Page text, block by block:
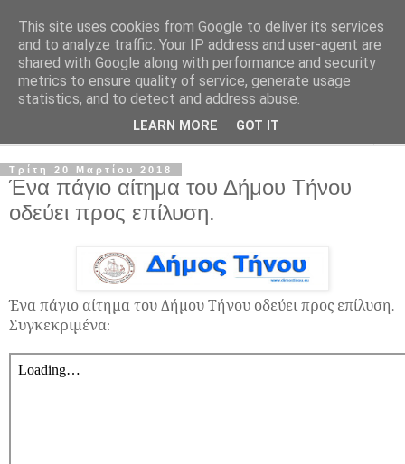
Τρίτη 20 Μαρτίου 2018
Ένα πάγιο αίτημα του Δήμου Τήνου
οδεύει προς επίλυση.
Ένα πάγιο αίτημα του Δήμου Τήνου οδεύει προς επίλυση.
Συγκεκριμένα:
This site uses cookies from Google to deliver its services
and to analyze traffic. Your IP address and user-agent are
shared with Google along with performance and security
metrics to ensure quality of service, generate usage
statistics, and to detect and address abuse.
LEARN MORE GOT IT